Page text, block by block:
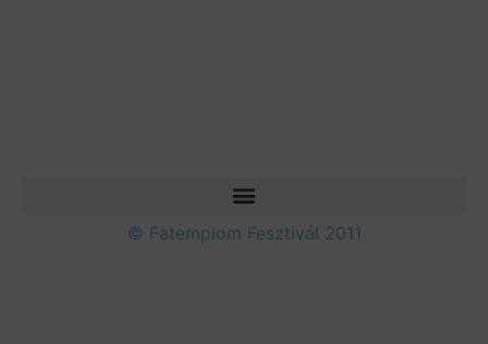
© Fatemplom Fesztivál 2011